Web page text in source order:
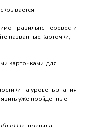
правильно перевести
названные карточки,
карточками, для
на уровень знания
уже пройденные